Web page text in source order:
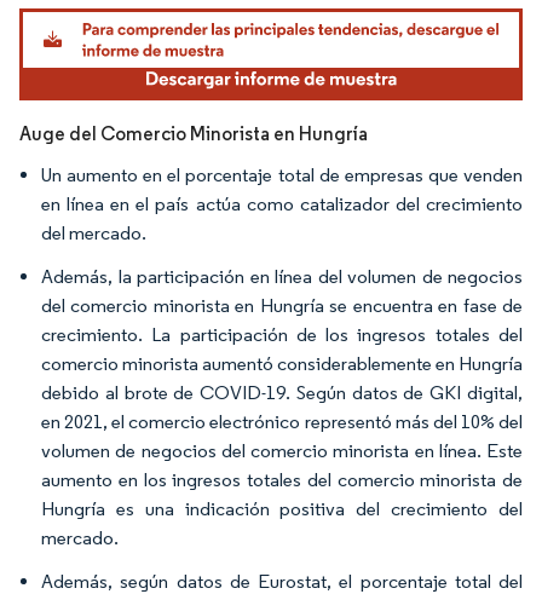
Imagen © Mordor Intelligence. El uso requiere atribución según CC BY 4.0.
Auge del Comercio Minorista en Hungría
Un aumento en el porcentaje total de empresas que venden
en línea en el país actúa como catalizador del crecimiento
del mercado.
Además, la participación en línea del volumen de negocios
del comercio minorista en Hungría se encuentra en fase de
crecimiento. La participación de los ingresos totales del
comercio minorista aumentó considerablemente en Hungría
debido al brote de COVID-19. Según datos de GKI digital,
en 2021, el comercio electrónico representó más del 10% del
volumen de negocios del comercio minorista en línea. Este
aumento en los ingresos totales del comercio minorista de
Hungría es una indicación positiva del crecimiento del
mercado.
Además, según datos de Eurostat, el porcentaje total del